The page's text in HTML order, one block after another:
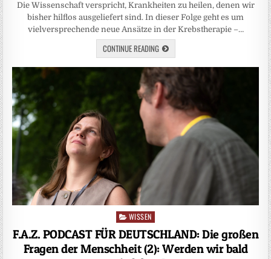
Die Wissenschaft verspricht, Krankheiten zu heilen, denen wir
bisher hilflos ausgeliefert sind. In dieser Folge geht es um
vielversprechende neue Ansätze in der Krebstherapie –…
CONTINUE READING
Posted
in
WISSEN
F.A.Z. PODCAST FÜR DEUTSCHLAND: Die großen
Fragen der Menschheit (2): Werden wir bald